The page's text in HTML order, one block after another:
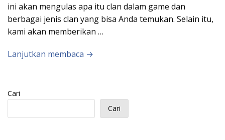
ini akan mengulas apa itu clan dalam game dan
berbagai jenis clan yang bisa Anda temukan. Selain itu,
kami akan memberikan …
Lanjutkan membaca →
Cari
Cari